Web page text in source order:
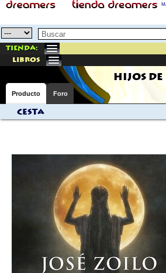
Tienda:
libros
HIJOS
Producto Foro
Cesta